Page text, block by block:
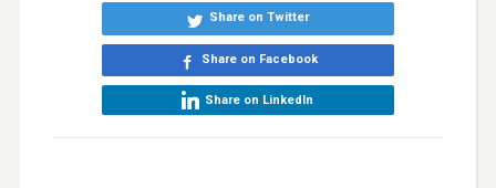
Share on Twitter
Share on Facebook
Share on LinkedIn